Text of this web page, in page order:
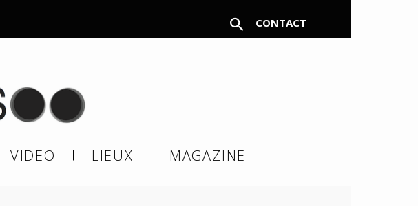
CONTACT
VIDEO LIEUX MAGAZINE
!